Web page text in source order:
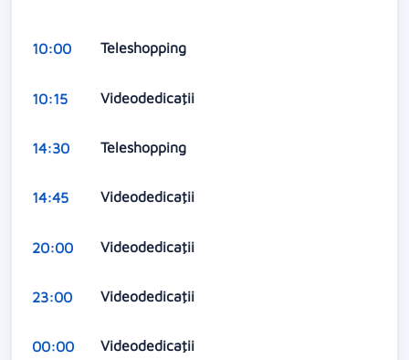
10:00 Teleshopping
10:15 Videodedicaţii
14:30 Teleshopping
14:45 Videodedicaţii
20:00 Videodedicaţii
23:00 Videodedicaţii
00:00 Videodedicaţii